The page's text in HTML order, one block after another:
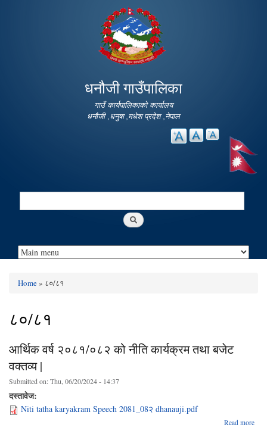
main
content
धनौजी गाउँपालिका
गाउँ कार्यपालिकाको कार्यालय
धनौजी ,धनुषा ,मधेश प्रदेश ,नेपाल
Search
Home» ८०/८१
८०/८१
आर्थिक वर्ष २०८१/०८२ को नीति कार्यक्रम तथा बजेट
वक्तव्य |
Submitted on:Thu, 06/20/2024 - 14:37
दस्तावेज:
Niti tatha karyakram Speech 2081_08२ dhanauji.pdf
Read more